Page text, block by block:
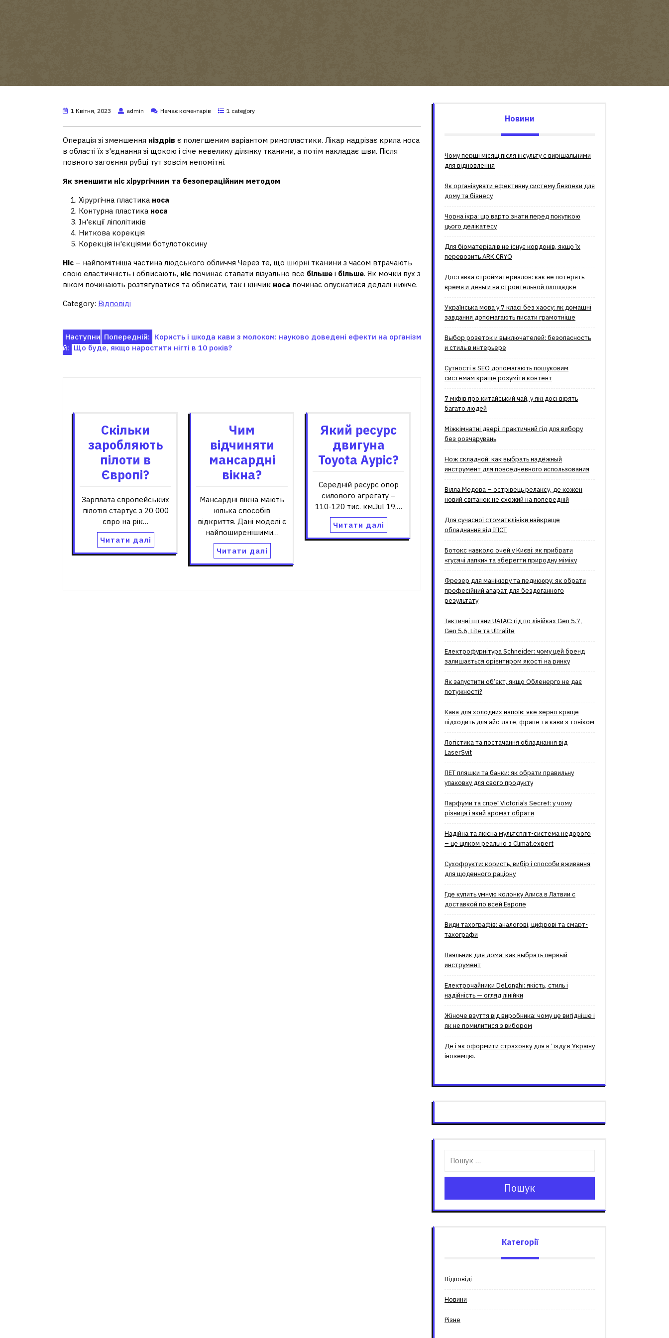
1 Квітня, 2023 admin Немає коментарів 1 category
Операція зі зменшення ніздрів є полегшеним варіантом ринопластики. Лікар надрізає крила носа
в області їх з'єднання зі щокою і січе невелику ділянку тканини, а потім накладає шви. Після
повного загоєння рубці тут зовсім непомітні.
Як зменшити ніс хірургічним та безопераційним методом
Хірургічна пластика носа
Контурна пластика носа
Ін'єкції ліполітиків
Ниткова корекція
Корекція ін'єкціями ботулотоксину
Ніс – найпомітніша частина людського обличчя Через те, що шкірні тканини з часом втрачають
свою еластичність і обвисають, ніс починає ставати візуально все більше і більше. Як мочки вух з
віком починають розтягуватися та обвисати, так і кінчик носа починає опускатися дедалі нижче.
Category: Відповіді
Навігація
записів
Попередній: Користь і шкода кави з молоком: науково доведені ефекти на організм
Наступни
й: Що буде, якщо наростити нігті в 10 років?
Скільки
заробляють
пілоти в
Європі?
Зарплата європейських
пілотів стартує з 20 000
євро на рік…
Читати далі
Чим
відчиняти
мансардні
вікна?
Мансардні вікна мають
кілька способів
відкриття. Дані моделі є
найпоширенішими…
Читати далі
Який ресурс
двигуна
Toyota Ауріс?
Середній ресурс опор
силового агрегату –
110-120 тис. км.Jul 19,…
Читати далі
Новини
Чому перші місяці після інсульту є вирішальними
для відновлення
Як організувати ефективну систему безпеки для
дому та бізнесу
Чорна ікра: що варто знати перед покупкою
цього делікатесу
Для біоматеріалів не існує кордонів, якщо їх
перевозить ARK.CRYO
Доставка стройматериалов: как не потерять
время и деньги на строительной площадке
Українська мова у 7 класі без хаосу: як домашні
завдання допомагають писати грамотніше
Выбор розеток и выключателей: безопасность
и стиль в интерьере
Сутності в SEO допомагають пошуковим
системам краще розуміти контент
7 міфів про китайський чай, у які досі вірять
багато людей
Міжкімнатні двері: практичний гід для вибору
без розчарувань
Нож складной: как выбрать надёжный
инструмент для повседневного использования
Вілла Медова – острівець релаксу, де кожен
новий світанок не схожий на попередній
Для сучасної стоматклініки найкраще
обладнання від ІПСТ
Ботокс навколо очей у Києві: як прибрати
«гусячі лапки» та зберегти природну міміку
Фрезер для манікюру та педикюру: як обрати
професійний апарат для бездоганного
результату
Тактичні штани UATAC: гід по лінійках Gen 5.7,
Gen 5.6, Lite та Ultralite
Електрофурнітура Schneider: чому цей бренд
залишається орієнтиром якості на ринку
Як запустити об’єкт, якщо Обленерго не дає
потужності?
Кава для холодних напоїв: яке зерно краще
підходить для айс-лате, фрапе та кави з тоніком
Логістика та постачання обладнання від
LaserSvit
ПЕТ пляшки та банки: як обрати правильну
упаковку для свого продукту
Парфуми та спреї Victoria’s Secret: у чому
різниця і який аромат обрати
Надійна та якісна мультспліт-система недорого
– це цілком реально з Climat.еxpert
Сухофрукти: користь, вибір і способи вживання
для щоденного раціону
Где купить умную колонку Алиса в Латвии с
доставкой по всей Европе
Види тахографів: аналогові, цифрові та смарт-
тахографи
Паяльник для дома: как выбрать первый
инструмент
Електрочайники DeLonghi: якість, стиль і
надійність — огляд лінійки
Жіноче взуття від виробника: чому це вигідніше і
як не помилитися з вибором
Де і як оформити страховку для вʼїзду в Україну
іноземцю.
Пошук
Категорії
Відповіді
Новини
Різне